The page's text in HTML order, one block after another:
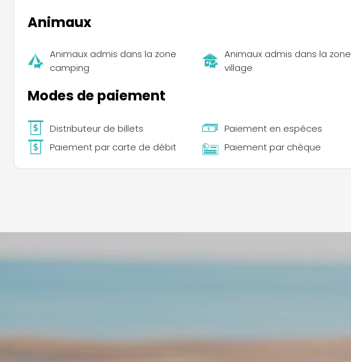
Animaux
Animaux admis dans la zone
camping
Animaux admis dans la zone
village
Modes de paiement
Distributeur de billets Paiement en espèces
Paiement par carte de débit
Paiement par chèque